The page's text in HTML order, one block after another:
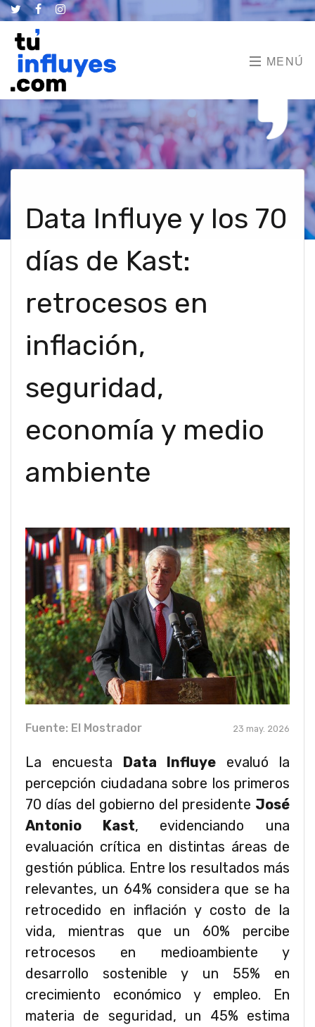
MENÚ
Data Influye y los 70
días de Kast:
retrocesos en
inflación,
seguridad,
economía y medio
ambiente
Fuente: El Mostrador 23 may. 2026
La encuesta Data Influye evaluó la
percepción ciudadana sobre los primeros
70 días del gobierno del presidente José
Antonio Kast, evidenciando una
evaluación crítica en distintas áreas de
gestión pública. Entre los resultados más
relevantes, un 64% considera que se ha
retrocedido en inflación y costo de la
vida, mientras que un 60% percibe
retrocesos en medioambiente y
desarrollo sostenible y un 55% en
crecimiento económico y empleo. En
materia de seguridad, un 45% estima